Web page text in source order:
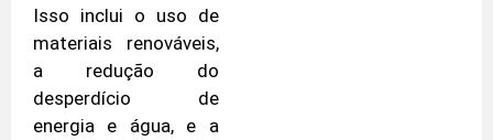
Isso inclui o uso de
materiais renováveis,
a redução do
desperdício de
energia e água, e a